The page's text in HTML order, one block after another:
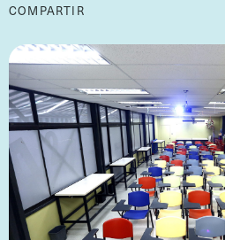
COMPARTIR